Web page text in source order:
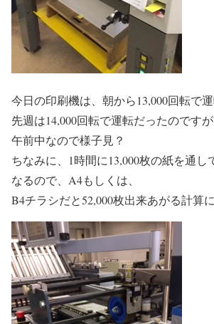
今日の印刷機は、朝から13,000回転で
先週は14,000回転で運転だったのです
午前中なので様子見？
ちなみに、1時間に13,000枚の紙を通し
なるので、A4もしくは、
B4チラシだと52,000枚出来あがる計算